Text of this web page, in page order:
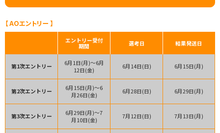
【 AOエントリー 】
エントリー受付
期間 選考日 結果発送日
第1次エントリー 6月1日(月)～6月
12日(金)
6月14日(日) 6月15日(月)
第2次エントリー 6月15日(月)～6
月26日(金)
6月28日(日) 6月29日(月)
第3次エントリー 6月29日(月)～7
月10日(金)
7月12日(日) 7月13日(月)